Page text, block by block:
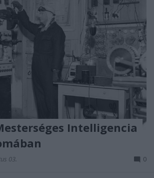
Intelligencia
03. 0